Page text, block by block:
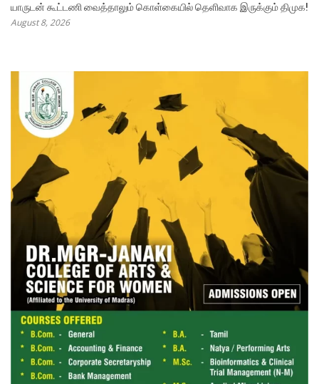
யாருடன் கூட்டணி வைத்தாலும் கொள்கையில் தெளிவாக இருக்கும் திமுக!
August 8, 2026